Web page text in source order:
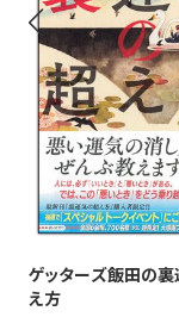
読んでいます！
（2025年版の感
＞＞ 開運するの
・まいにち10秒
・9年連続100万
・どの本よりも
・家族、恋人、
ゲッターズ飯田の
え方